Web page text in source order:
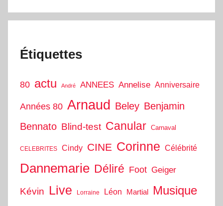
Étiquettes
80 actu André ANNEES Annelise Anniversaire
Années 80 Arnaud Beley Benjamin
Bennato Blind-test Canular Carnaval
CELEBRITES Cindy CINE Corinne Célébrité
Dannemarie Déliré Foot Geiger
Kévin Live Lorraine Léon Martial
Musique